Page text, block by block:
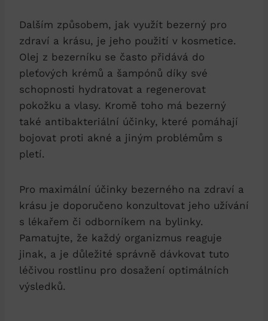
Dalším způsobem, jak využít bezerný pro
zdraví‌ a krásu, je​ jeho použití‌ v kosmetice.
Olej z bezerníku se často přidává ⁣do⁤
pleťových krémů‍ a šampónů‍ díky ⁣své
schopnosti hydratovat a regenerovat
pokožku a vlasy. ‌Kromě ⁣toho má bezerný⁣
také⁢ antibakteriální účinky, které pomáhají
bojovat proti akné‌ a jiným problémům s
pletí.
Pro maximální účinky bezerného na zdraví a
krásu ⁢je doporučeno konzultovat ⁢jeho užívání
s ⁣lékařem či⁤ odborníkem na​ bylinky.
Pamatujte, že ‍každý organizmus reaguje
‌jinak, a je ​důležité správně dávkovat tuto
léčivou rostlinu pro dosažení‌ optimálních
výsledků.